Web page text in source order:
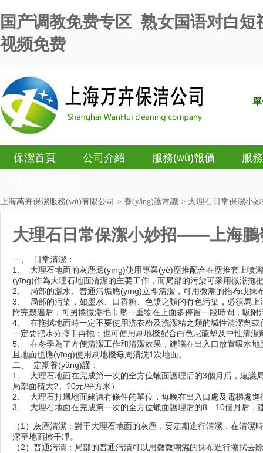
国产调教免费专区_熟女国语对白
视频免费
單
保潔首頁 公司介紹 服務(wù)報價
服
上海萬卉保潔服務(wù)有限公司 > 養(yǎng)護常識 > 大理石日常保潔小
大理石日常保潔小妙招——上海鵬
一、  日常清潔：
1、  大理石地面的灰塵應(yīng)使用專業(yè)塵推配合在塵推套上噴灑
(yīng)作為大理石地面清潔的主要工作，而局部的污染可采用微潮拖把擦
2、  局部的灑水、普通污垢應(yīng)立即清潔，可用微潮的拖布或抹
3、  局部的污染，如墨水、口香糖、色漿之類的有色污染，必須
附完幾遍后，可另換微潮毛巾壓一重物在上面多停留一段時間，吸附污垢
4、  在拖拭地面時一定不要使用洗衣粉及洗潔精之類的堿性清潔劑或
一定要把水分擰干再拖；也可使用刷地機配合白色尼龍墊及中性清潔劑刷
5、  在冬季為了方便清潔工作和清潔效果，建議在出入口放置吸
且地面也應(yīng)使用刷地機每周清洗1次地面。
二、  定期養(yǎng)護：
1、  大理石地面在完成第一次的全方位蠟面護理后的3個月后，建
局部面積大?。?0元/平方米）
2、  大理石打蠟地面建議有條件的單位，每晚在出入口處及電梯
3、  大理石地面在完成第一次的全方位蠟面護理后的8—10個月后，
（1）灰塵清潔：對于大理石地面的灰塵，要定期進行清潔，
潔至地面擦干凈。
（2）普通污漬：局部的普通污漬可以用微微潮濕的抹布進行擦拭去除